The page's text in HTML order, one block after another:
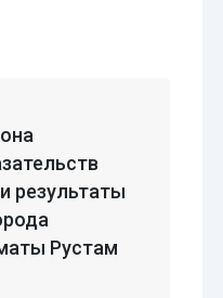
результаты
Рустам